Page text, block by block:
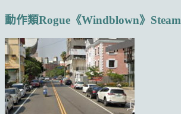
動作類Rogue《Windblown》